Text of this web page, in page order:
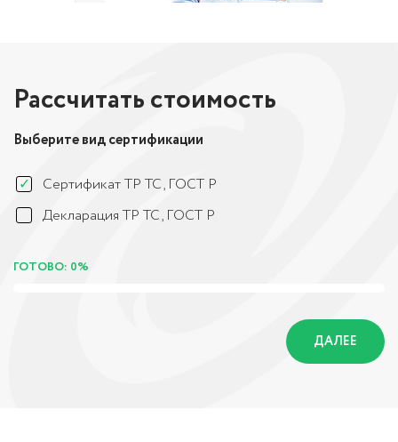
Рассчитать стоимость
Выберите вид сертификации
Сертификат ТР ТС, ГОСТ Р
Декларация ТР ТС, ГОСТ Р
ГОТОВО: 0%
ДАЛЕЕ